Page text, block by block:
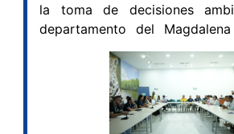
la toma de decisiones
departamento del
significativo con la
113-2025 entre la
Regional del Magdalena
Instituto de
Costeras (INVEMAR). Durante